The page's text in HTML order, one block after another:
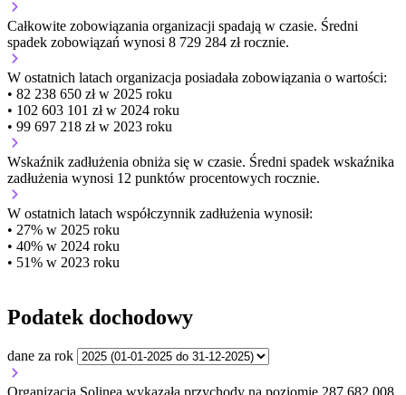
Całkowite zobowiązania organizacji spadają w czasie. Średni
spadek zobowiązań wynosi 8 729 284 zł rocznie.
W ostatnich latach organizacja posiadała zobowiązania o wartości:
• 82 238 650 zł w 2025 roku
• 102 603 101 zł w 2024 roku
• 99 697 218 zł w 2023 roku
Wskaźnik zadłużenia obniża się w czasie. Średni spadek wskaźnika
zadłużenia wynosi 12 punktów procentowych rocznie.
W ostatnich latach współczynnik zadłużenia wynosił:
• 27% w 2025 roku
• 40% w 2024 roku
• 51% w 2023 roku
Podatek dochodowy
dane za rok
Organizacja Solinea wykazała przychody na poziomie 287 682 008